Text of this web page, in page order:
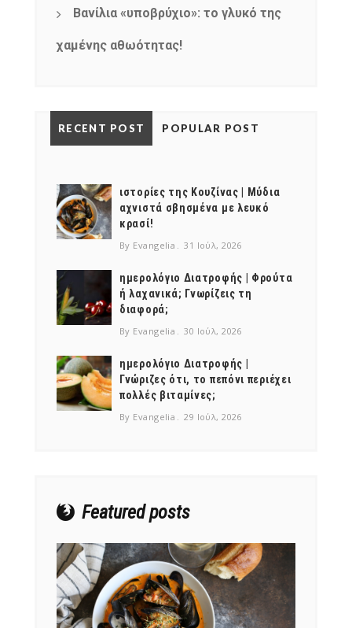
Βανίλια «υποβρύχιο»: το γλυκό της
χαμένης αθωότητας!
RECENT POST POPULAR POST
ιστορίες της Κουζίνας | Μύδια
αχνιστά σβησμένα με λευκό
κρασί!
By Evangelia 31 Ιούλ, 2026
ημερολόγιο Διατροφής | Φρούτα
ή λαχανικά; Γνωρίζεις τη
διαφορά;
By Evangelia 30 Ιούλ, 2026
ημερολόγιο Διατροφής |
Γνώριζες ότι, το πεπόνι περιέχει
πολλές βιταμίνες;
By Evangelia 29 Ιούλ, 2026
Featured posts